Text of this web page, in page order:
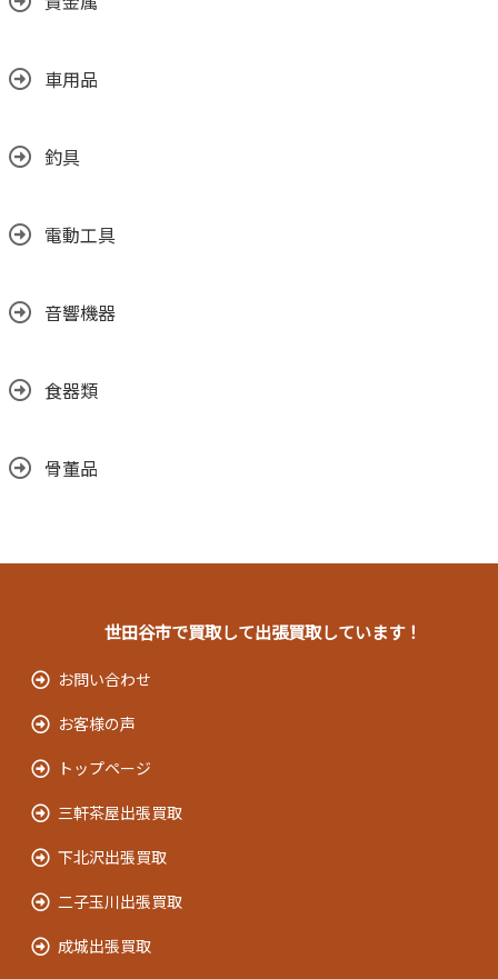
車用品
釣具
電動工具
音響機器
食器類
骨董品
世田谷市で買取して出張買取しています！
お問い合わせ
お客様の声
トップページ
三軒茶屋出張買取
下北沢出張買取
二子玉川出張買取
成城出張買取